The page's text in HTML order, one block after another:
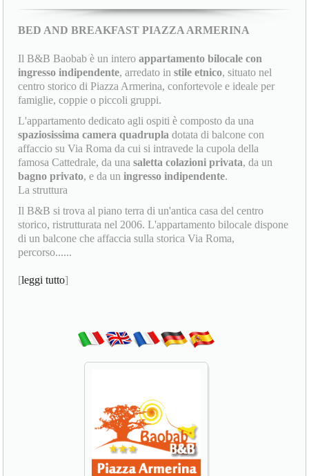
BED AND BREAKFAST PIAZZA ARMERINA
Il B&B Baobab è un interoappartamento bilocale con
ingresso indipendente, arredato instile etnico, situato nel
centro storico di Piazza Armerina, confortevole e ideale per
famiglie, coppie o piccoli gruppi.
L'appartamento dedicato agli ospiti è composto da una
spaziosissima camera quadrupla dotata di balcone con
affaccio su Via Roma da cui si intravede la cupola della
famosa Cattedrale, da unasaletta colazioni privata, da un
bagno privato, e da uningresso indipendente.
La struttura
Il B&B si trova al piano terra di un'antica casa del centro
storico, ristrutturata nel 2006. L'appartamento bilocale dispone
di un balcone che affaccia sulla storica Via Roma,
percorso......
[leggi tutto]